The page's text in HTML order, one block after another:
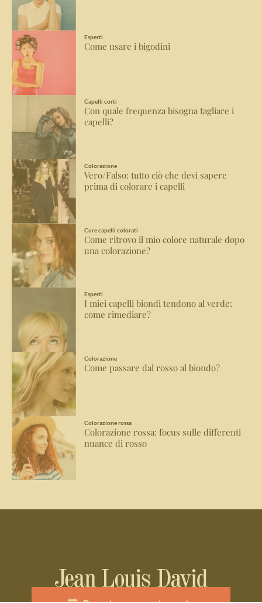
Esperti
Come usare i bigodini
Capelli corti
Con quale frequenza bisogna tagliare i
capelli?
Colorazione
Vero/Falso: tutto ciò che devi sapere
prima di colorare i capelli
Cure capelli colorati
Come ritrovo il mio colore naturale dopo
una colorazione?
Esperti
I miei capelli biondi tendono al verde:
come rimediare?
Colorazione
Come passare dal rosso al biondo?
Colorazione rossa
Colorazione rossa: focus sulle differenti
nuance di rosso